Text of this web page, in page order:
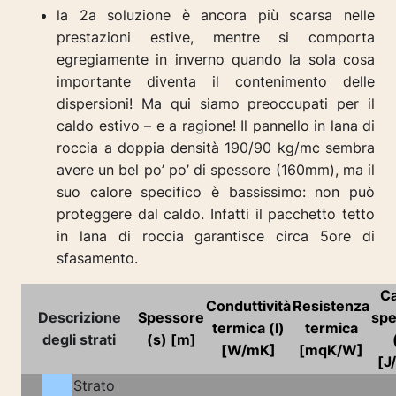
la 2a soluzione è ancora più scarsa nelle
prestazioni estive, mentre si comporta
egregiamente in inverno quando la sola cosa
importante diventa il contenimento delle
dispersioni! Ma qui siamo preoccupati per il
caldo estivo – e a ragione! Il pannello in lana di
roccia a doppia densità 190/90 kg/mc sembra
avere un bel po’ po’ di spessore (160mm), ma il
suo calore specifico è bassissimo: non può
proteggere dal caldo. Infatti il pacchetto tetto
in lana di roccia garantisce circa 5ore di
sfasamento.
Descrizione
degli strati
Spessore
(s) [m]
Conduttività
termica (l)
[W/mK]
Resistenza
termica
[mqK/W]
Strato